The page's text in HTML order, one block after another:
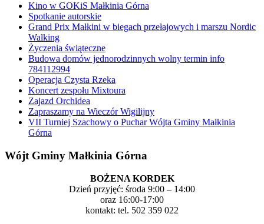
Kino w GOKiS Małkinia Górna
Spotkanie autorskie
Grand Prix Małkini w biegach przełajowych i marszu Nordic
Walking
Życzenia świąteczne
Budowa domów jednorodzinnych wolny termin info
784112994
Operacja Czysta Rzeka
Koncert zespołu Mixtoura
Zajazd Orchidea
Zapraszamy na Wieczór Wigilijny
VII Turniej Szachowy o Puchar Wójta Gminy Małkinia
Górna
Wójt Gminy Małkinia Górna
BOŻENA KORDEK
Dzień przyjęć: środa 9:00 – 14:00
oraz 16:00-17:00
kontakt: tel. 502 359 022